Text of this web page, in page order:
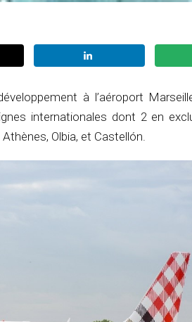
à l’aéroport
internationales dont 2 en
Olbia, et Castellón.